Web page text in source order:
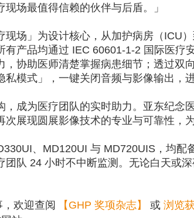
场最值得信赖的伙伴与后盾。」
场」为设计核心，从加护病房（ ICU
有产品均通过 IEC 60601-1-2 国际医疗
协助医师清楚掌握病患细节；透过双
模式」，一键关闭音频与影像输出，
，成为医疗团队的实时助力。亚东纪念
展现圆展影像技术的专业与可靠性，
、 MD120UI 与 MD720UIS ，均配
团队 24 小时不中断监测。无论白天或
欢迎查阅 【 GHP 奖项杂志】 或 浏览